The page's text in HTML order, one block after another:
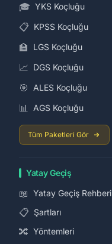
🎓 YKS Koçluğu
📋 KPSS Koçluğu
🏫 LGS Koçluğu
📈 DGS Koçluğu
🎯 ALES Koçluğu
📊 AGS Koçluğu
Tüm Paketleri Gör
Yatay Geçiş
📖 Yatay Geçiş Rehberi
📋 Şartları
🔀 Yöntemleri